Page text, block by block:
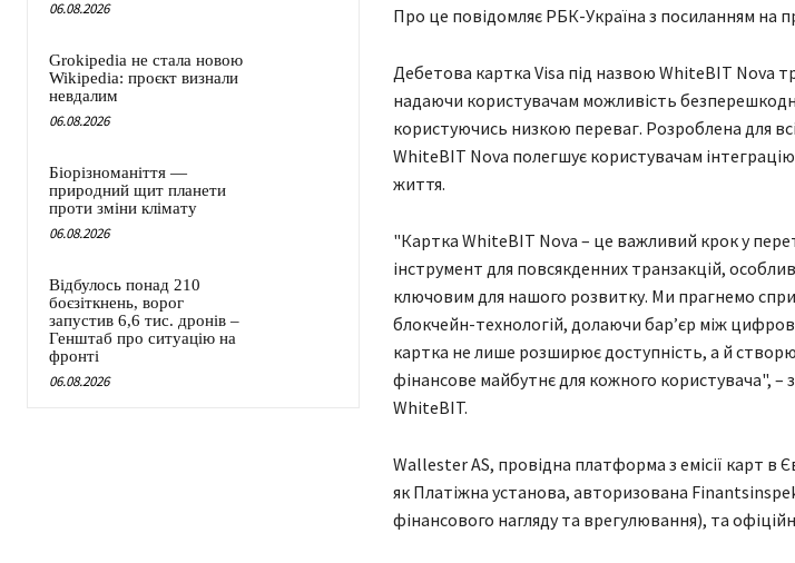
06.08.2026
Grokipedia не стала новою
Wikipedia: проєкт визнали
невдалим
06.08.2026
Біорізноманіття —
природний щит планети
проти зміни клімату
06.08.2026
Відбулось понад 210
боєзіткнень, ворог
запустив 6,6 тис. дронів –
Генштаб про ситуацію на
фронті
06.08.2026
Про це повідомляє РБК-Україна з посиланням на
Дебетова картка Visa під назвою WhiteBIT Nova
надаючи користувачам можливість
користуючись низкою переваг. Розроблена для
WhiteBIT Nova полегшує користувачам
життя.
"Картка WhiteBIT Nova – це важливий крок у
інструмент для повсякденних транзакцій,
ключовим для нашого розвитку. Ми прагнемо
блокчейн-технологій, долаючи бар’єр між
картка не лише розширює доступність, а й
фінансове майбутнє для кожного користувача",
WhiteBIT.
Wallester AS, провідна платформа з емісії карт в
як Платіжна установа, авторизована
фінансового нагляду та врегулювання), та